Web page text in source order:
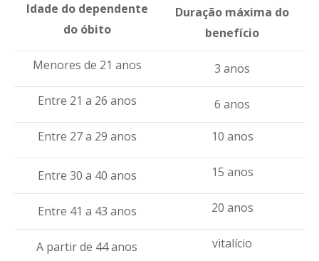
Idade do dependente
do óbito
Duração máxima do
benefício
Menores de 21 anos 3 anos
Entre 21 a 26 anos 6 anos
Entre 27 a 29 anos 10 anos
Entre 30 a 40 anos 15 anos
Entre 41 a 43 anos 20 anos
A partir de 44 anos vitalício